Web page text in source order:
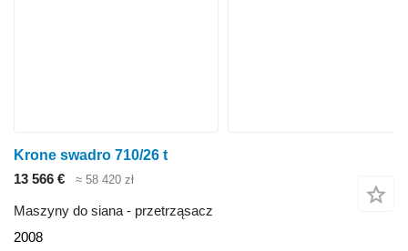
Krone swadro 710/26 t
13 566 €
≈ 58 420 zł
Maszyny do siana - przetrząsacz
2008